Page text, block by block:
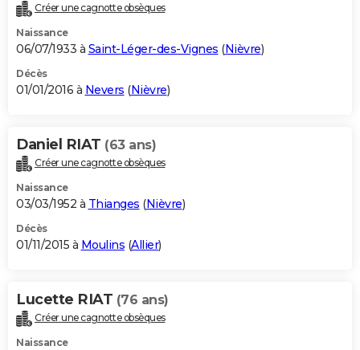
Créer une cagnotte obsèques
Naissance
06/07/1933 à Saint-Léger-des-Vignes (Nièvre)
Décès
01/01/2016 à Nevers (Nièvre)
Daniel RIAT (63 ans)
Créer une cagnotte obsèques
Naissance
03/03/1952 à Thianges (Nièvre)
Décès
01/11/2015 à Moulins (Allier)
Lucette RIAT (76 ans)
Créer une cagnotte obsèques
Naissance